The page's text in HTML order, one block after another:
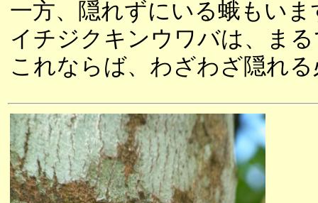
一方、隠れずにいる蛾もいま
イチジクキンウワバは、ま
これならば、わざわざ隠れ